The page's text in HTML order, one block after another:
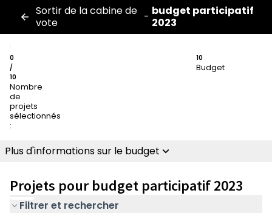
Sortir de la cabine de
vote
- budget participatif
2023
0
/
10
Nombre
de
projets
sélectionnés
:
10
Budget
Plus d'informations sur le budget
Projets pour budget participatif 2023
Filtrer et rechercher